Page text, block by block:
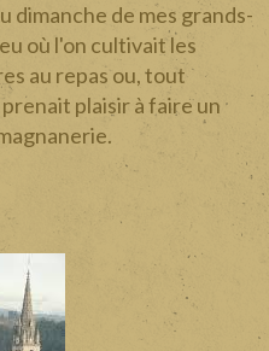
dimanche de mes grands-
où l'on cultivait les
au repas ou, tout
plaisir à faire un